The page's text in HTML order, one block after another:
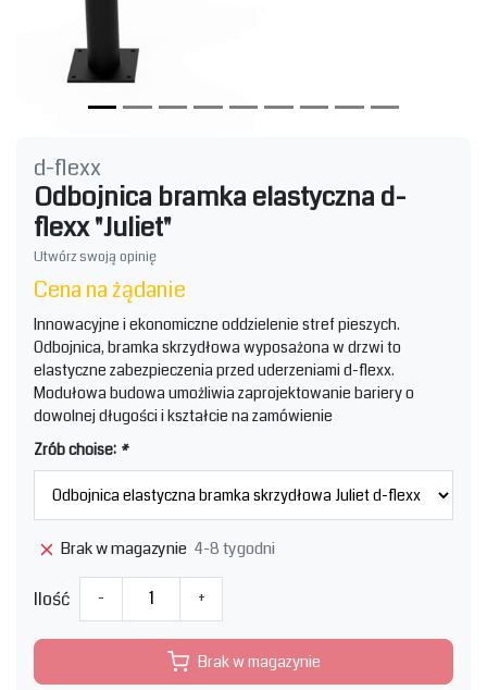
d-flexx
Odbojnica bramka elastyczna d-
flexx "Juliet"
Utwórz swoją opinię
Cena na żądanie
Innowacyjne i ekonomiczne oddzielenie stref pieszych.
Odbojnica, bramka skrzydłowa wyposażona w drzwi to
elastyczne zabezpieczenia przed uderzeniami d-flexx.
Modułowa budowa umożliwia zaprojektowanie bariery o
dowolnej długości i kształcie na zamówienie
Zrób choise: *
Brak w magazynie 4-8 tygodni
Ilość - +
Brak w magazynie